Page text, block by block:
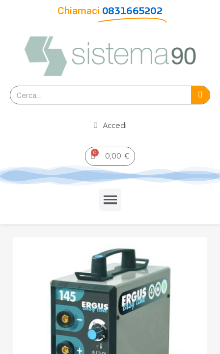
Chiamaci 0831665202
Accedi
0,00 €